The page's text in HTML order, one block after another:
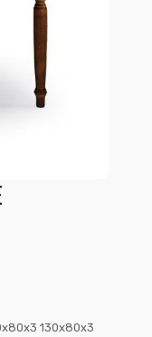
130x80x3